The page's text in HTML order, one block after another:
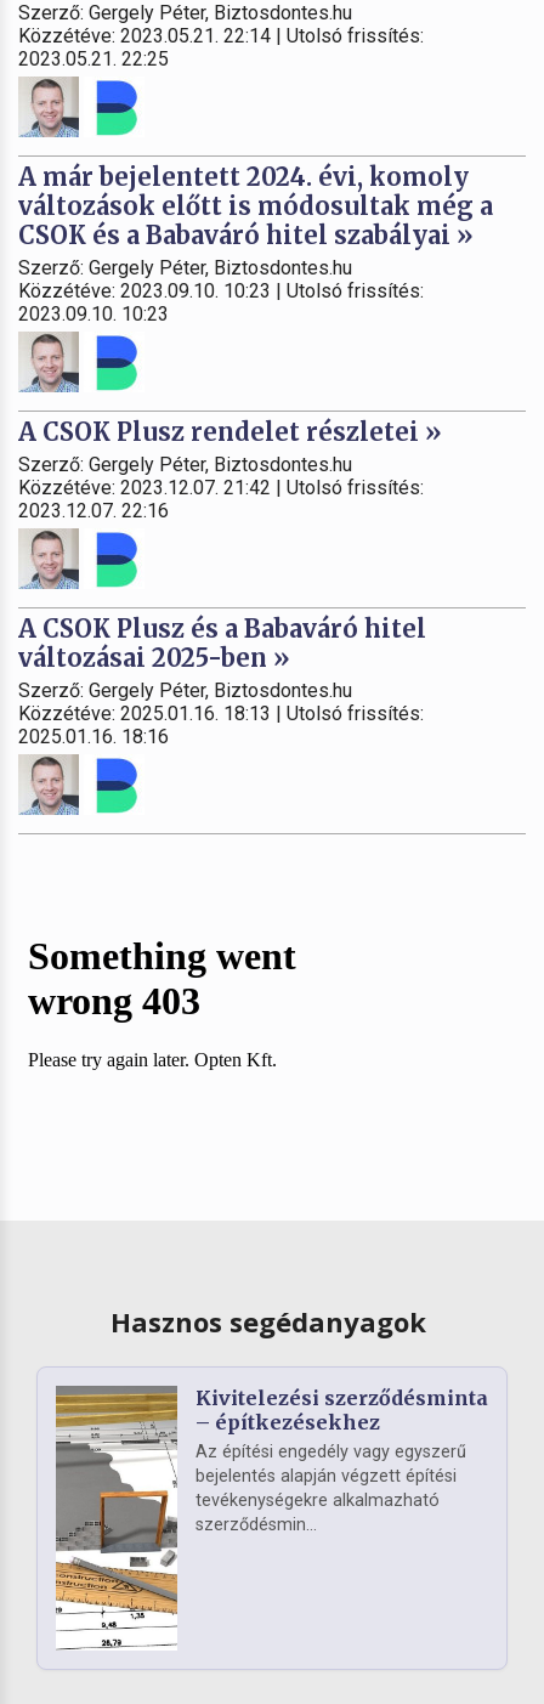
Szerző: Gergely Péter, Biztosdontes.hu
Közzétéve: 2023.05.21. 22:14 | Utolsó frissítés:
2023.05.21. 22:25
A már bejelentett 2024. évi, komoly
változások előtt is módosultak még a
CSOK és a Babaváró hitel szabályai »
Szerző: Gergely Péter, Biztosdontes.hu
Közzétéve: 2023.09.10. 10:23 | Utolsó frissítés:
2023.09.10. 10:23
A CSOK Plusz rendelet részletei »
Szerző: Gergely Péter, Biztosdontes.hu
Közzétéve: 2023.12.07. 21:42 | Utolsó frissítés:
2023.12.07. 22:16
A CSOK Plusz és a Babaváró hitel
változásai 2025-ben »
Szerző: Gergely Péter, Biztosdontes.hu
Közzétéve: 2025.01.16. 18:13 | Utolsó frissítés:
2025.01.16. 18:16
Hasznos segédanyagok
Kivitelezési szerződésminta
– építkezésekhez
Az építési engedély vagy egyszerű
bejelentés alapján végzett építési
tevékenységekre alkalmazható
szerződésmin...